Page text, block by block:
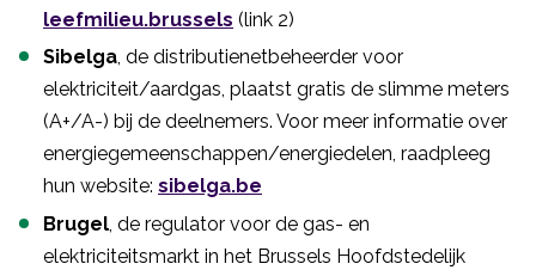
leefmilieu.brussels (link 2)
Sibelga, de distributienetbeheerder voor
elektriciteit/aardgas, plaatst gratis de slimme meters
(A+/A-) bij de deelnemers. Voor meer informatie over
energiegemeenschappen/energiedelen, raadpleeg
hun website: sibelga.be
Brugel, de regulator voor de gas- en
elektriciteitsmarkt in het Brussels Hoofdstedelijk